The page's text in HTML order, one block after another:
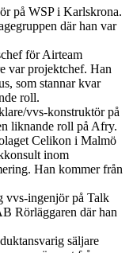
på WSP i Karlskrona.
där han var
för Airteam
var projektchef. Han
som stannar kvar
roll.
vvs-konstruktör på
liknande roll på Afry.
Celikon i Malmö
inom
Han kommer från
vvs-ingenjör på Talk
Rörläggaren där han
säljare